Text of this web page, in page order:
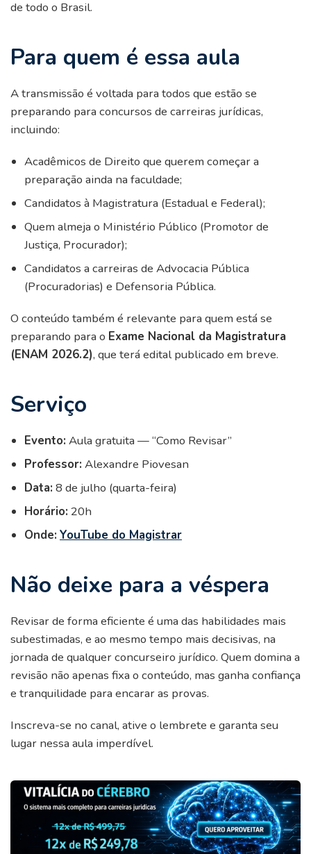
de todo o Brasil.
Para quem é essa aula
A transmissão é voltada para todos que estão se
preparando para concursos de carreiras jurídicas,
incluindo:
Acadêmicos de Direito que querem começar a
preparação ainda na faculdade;
Candidatos à Magistratura (Estadual e Federal);
Quem almeja o Ministério Público (Promotor de
Justiça, Procurador);
Candidatos a carreiras de Advocacia Pública
(Procuradorias) e Defensoria Pública.
O conteúdo também é relevante para quem está se
preparando para o Exame Nacional da Magistratura
(ENAM 2026.2), que terá edital publicado em breve.
Serviço
Evento: Aula gratuita — “Como Revisar”
Professor: Alexandre Piovesan
Data: 8 de julho (quarta-feira)
Horário: 20h
Onde: YouTube do Magistrar
Não deixe para a véspera
Revisar de forma eficiente é uma das habilidades mais
subestimadas, e ao mesmo tempo mais decisivas, na
jornada de qualquer concurseiro jurídico. Quem domina a
revisão não apenas fixa o conteúdo, mas ganha confiança
e tranquilidade para encarar as provas.
Inscreva-se no canal, ative o lembrete e garanta seu
lugar nessa aula imperdível.